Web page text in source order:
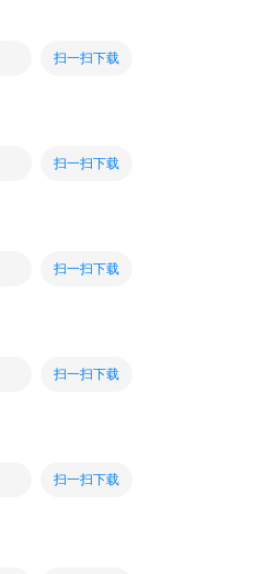
扫一扫下载
扫一扫下载
扫一扫下载
扫一扫下载
扫一扫下载